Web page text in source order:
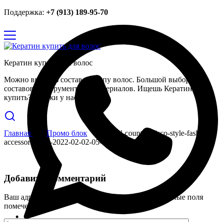
Поддержка: +7 (913) 189-95-70
Кератин купить для волос
Можно выбрать состав по типу волос. Большой выбор
составов, инструментов и материалов. Ищешь Кератин
купить? Закажи у нас.
Главная Промо блок
model-country-disco-style-fashion-
accessories-cla-2022-02-02-05-06-42-utc
Добавить комментарий
Ваш адрес email не будет опубликован.
Обязательные поля
помечены